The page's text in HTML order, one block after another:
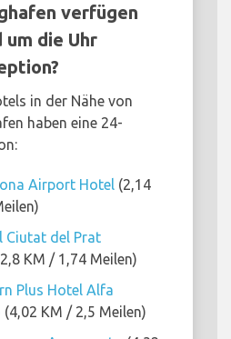
verfügen
um die Uhr
in der Nähe von
haben eine 24-
Airport Hotel (2,14
Ciutat del Prat
KM / 1,74 Meilen)
Plus Hotel Alfa
(4,02 KM / 2,5 Meilen)